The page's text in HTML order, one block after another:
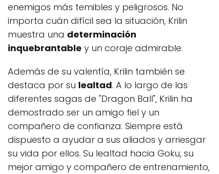
enemigos más temibles y peligrosos. No
importa cuán difícil sea la situación, Krilin
muestra una determinación
inquebrantable y un coraje admirable.
Además de su valentía, Krilin también se
destaca por su lealtad. A lo largo de las
diferentes sagas de "Dragon Ball", Krilin ha
demostrado ser un amigo fiel y un
compañero de confianza. Siempre está
dispuesto a ayudar a sus aliados y arriesgar
su vida por ellos. Su lealtad hacia Goku, su
mejor amigo y compañero de entrenamiento,